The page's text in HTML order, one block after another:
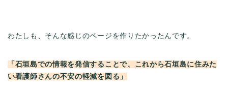
わたしも、そんな感じのページを作りたかったんです。
「石垣島での情報を発信することで、これから石垣島に住みた
い看護師さんの不安の軽減を図る」